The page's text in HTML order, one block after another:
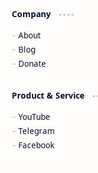
Company
About
Blog
Donate
Product & Service
YouTube
Telegram
Facebook